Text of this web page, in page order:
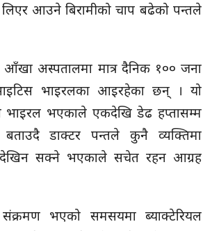
आउने बिरामीको चाप बढेको पन्तले
अस्पतालमा मात्र दैनिक १०० जना
भाइरलका आइरहेका छन् । यो
भाइरल भएकाले एकदेखि डेढ हप्तासम्म
डाक्टर पन्तले कुनै व्यक्तिमा
देखिन सक्ने भएकाले सचेत रहन आग्रह
भएको समसयमा ब्याक्टेरियल